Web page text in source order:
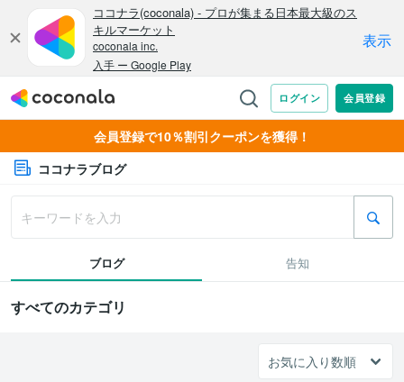
会員登録で10％割引クーポンを獲得！
ココナラブログ
ブログ 告知
すべてのカテゴリ